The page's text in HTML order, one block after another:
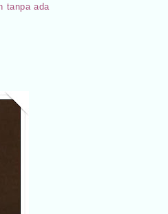
tanpa ada